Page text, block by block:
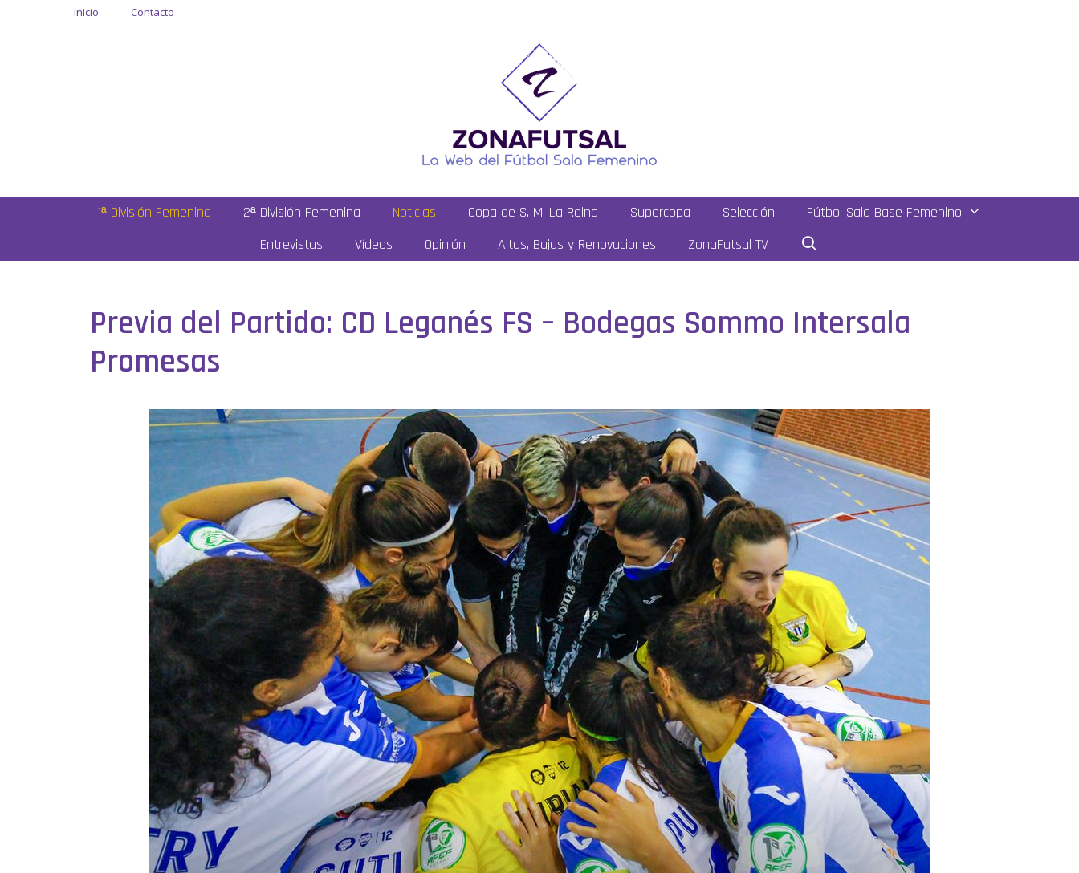
Inicio Contacto
1ª División Femenina 2ª División Femenina Noticias Copa de S. M. La Reina Supercopa Selección
Fútbol Sala Base Femenino
Entrevistas
Vídeos Opinión Altas, Bajas y Renovaciones ZonaFutsal TV
Previa del Partido: CD Leganés FS – Bodegas Sommo Intersala
Promesas